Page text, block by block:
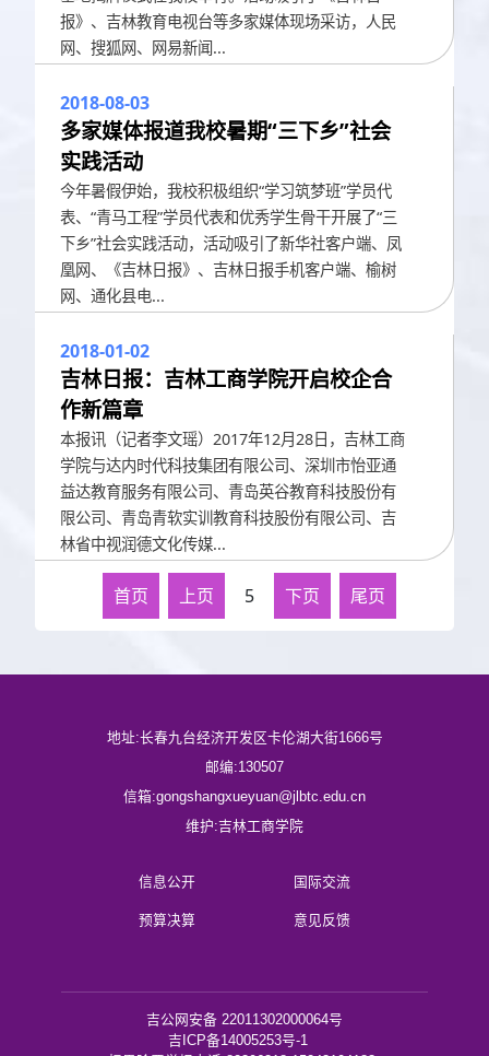
报》、吉林教育电视台等多家媒体现场采访，人民
网、搜狐网、网易新闻...
2018-08-03
多家媒体报道我校暑期“三下乡”社会
实践活动
今年暑假伊始，我校积极组织“学习筑梦班”学员代
表、“青马工程”学员代表和优秀学生骨干开展了“三
下乡”社会实践活动，活动吸引了新华社客户端、凤
凰网、《吉林日报》、吉林日报手机客户端、榆树
网、通化县电...
2018-01-02
吉林日报：吉林工商学院开启校企合
作新篇章
本报讯（记者李文瑶）2017年12月28日，吉林工商
学院与达内时代科技集团有限公司、深圳市怡亚通
益达教育服务有限公司、青岛英谷教育科技股份有
限公司、青岛青软实训教育科技股份有限公司、吉
林省中视润德文化传媒...
首页 上页 5 下页 尾页
地址:长春九台经济开发区卡伦湖大街1666号
邮编:130507
信箱:gongshangxueyuan@jlbtc.edu.cn
维护:吉林工商学院
信息公开 国际交流
预算决算 意见反馈
吉公网安备 22011302000064号
吉ICP备14005253号-1